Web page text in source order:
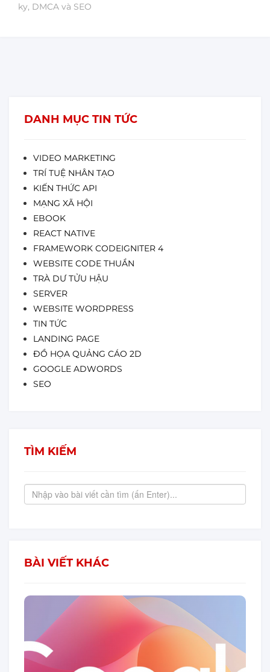
ky, DMCA và SEO
DANH MỤC TIN TỨC
VIDEO MARKETING
TRÍ TUỆ NHÂN TẠO
KIẾN THỨC API
MẠNG XÃ HỘI
EBOOK
REACT NATIVE
FRAMEWORK CODEIGNITER 4
WEBSITE CODE THUẦN
TRÀ DƯ TỬU HẬU
SERVER
WEBSITE WORDPRESS
TIN TỨC
LANDING PAGE
ĐỒ HỌA QUẢNG CÁO 2D
GOOGLE ADWORDS
SEO
TÌM KIẾM
BÀI VIẾT KHÁC